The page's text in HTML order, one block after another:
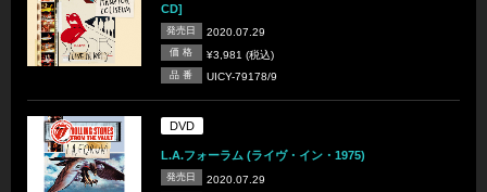
CD]
発売日 2020.07.29
価 格 ¥3,981 (税込)
品 番 UICY-79178/9
DVD
L.A.フォーラム (ライヴ・イン・1975)
発売日 2020.07.29